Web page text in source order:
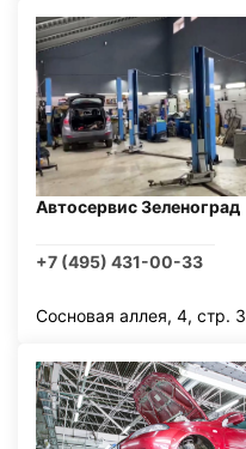
Автосервис Зеленоград
+7 (495) 431-00-33
Сосновая аллея, 4, стр. 3